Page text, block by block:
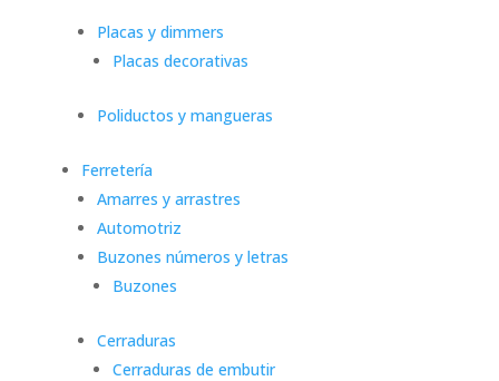
Placas y dimmers
Placas decorativas
Poliductos y mangueras
Ferretería
Amarres y arrastres
Automotriz
Buzones números y letras
Buzones
Cerraduras
Cerraduras de embutir